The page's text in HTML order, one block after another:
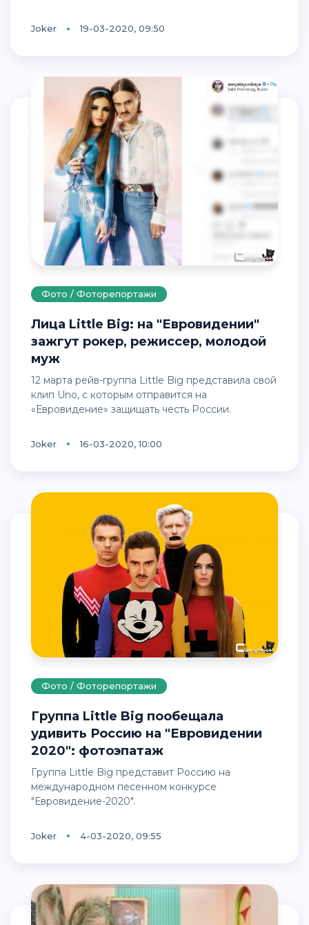
Joker 19-03-2020, 09:50
Фото / Фоторепортажи
Лица Little Big: на "Евровидении"
зажгут рокер, режиссер, молодой
муж
12 марта рейв-группа Little Big представила свой
клип Uno, с которым отправится на
«Евровидение» защищать честь России.
Joker 16-03-2020, 10:00
Фото / Фоторепортажи
Группа Little Big пообещала
удивить Россию на "Евровидении
2020": фотоэпатаж
Группа Little Big представит Россию на
международном песенном конкурсе
"Евровидение-2020".
Joker 4-03-2020, 09:55